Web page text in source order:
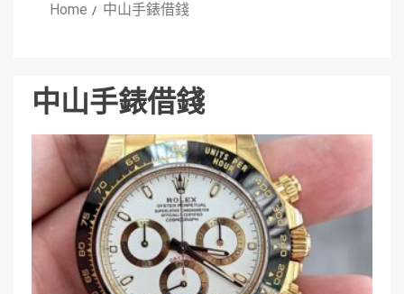
Home 中山手錶借錢
中山手錶借錢